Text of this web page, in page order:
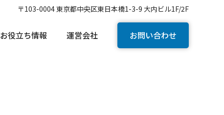
〒103-0004 東京都中央区東日本橋1-3-9 大内ビル1F/2F
お役立ち情報 運営会社 お問い合わせ